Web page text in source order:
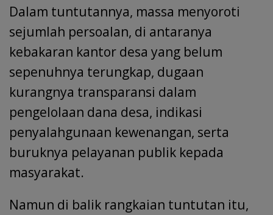
Dalam tuntutannya, massa menyoroti
sejumlah persoalan, di antaranya
kebakaran kantor desa yang belum
sepenuhnya terungkap, dugaan
kurangnya transparansi dalam
pengelolaan dana desa, indikasi
penyalahgunaan kewenangan, serta
buruknya pelayanan publik kepada
masyarakat.
Namun di balik rangkaian tuntutan itu,